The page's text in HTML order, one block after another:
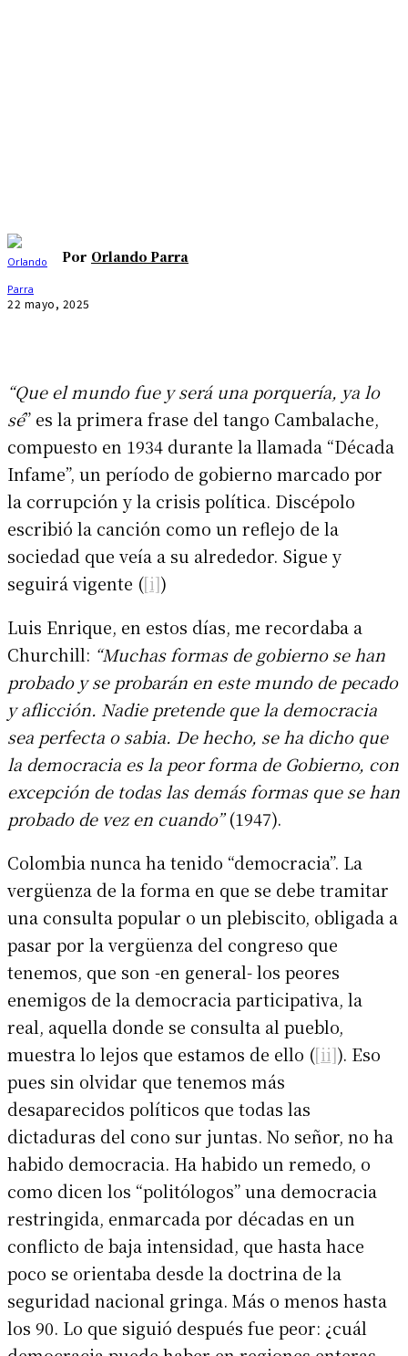
Por Orlando Parra
22 mayo, 2025
“Que el mundo fue y será una porquería, ya lo
sé” es la primera frase del tango Cambalache,
compuesto en 1934 durante la llamada “Década
Infame”, un período de gobierno marcado por
la corrupción y la crisis política. Discépolo
escribió la canción como un reflejo de la
sociedad que veía a su alrededor. Sigue y
seguirá vigente ([i])
Luis Enrique, en estos días, me recordaba a
Churchill: “Muchas formas de gobierno se han
probado y se probarán en este mundo de pecado
y aflicción. Nadie pretende que la democracia
sea perfecta o sabia. De hecho, se ha dicho que
la democracia es la peor forma de Gobierno, con
excepción de todas las demás formas que se han
probado de vez en cuando”(1947).
Colombia nunca ha tenido “democracia”. La
vergüenza de la forma en que se debe tramitar
una consulta popular o un plebiscito, obligada a
pasar por la vergüenza del congreso que
tenemos, que son -en general- los peores
enemigos de la democracia participativa, la
real, aquella donde se consulta al pueblo,
muestra lo lejos que estamos de ello ([ii]). Eso
pues sin olvidar que tenemos más
desaparecidos políticos que todas las
dictaduras del cono sur juntas. No señor, no ha
habido democracia. Ha habido un remedo, o
como dicen los “politólogos” una democracia
restringida, enmarcada por décadas en un
conflicto de baja intensidad, que hasta hace
poco se orientaba desde la doctrina de la
seguridad nacional gringa. Más o menos hasta
los 90. Lo que siguió después fue peor: ¿cuál